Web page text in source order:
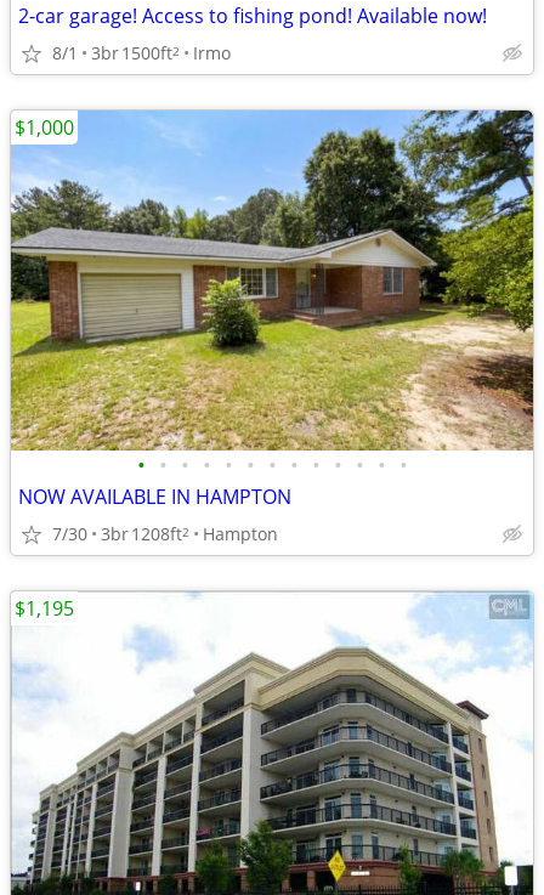
2-car garage! Access to fishing pond! Available now!
8/1 3br1500ft2 Irmo
• • • • • • • • • • • • •
NOW AVAILABLE IN HAMPTON
7/30 3br1208ft2 Hampton
$1,000
$1,195